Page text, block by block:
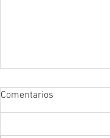
Comentarios